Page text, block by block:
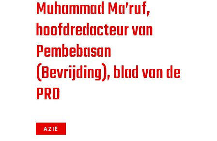
Muhammad Ma’ruf,
hoofdredacteur van
Pembebasan
(Bevrijding), blad van de
PRD
AZIË